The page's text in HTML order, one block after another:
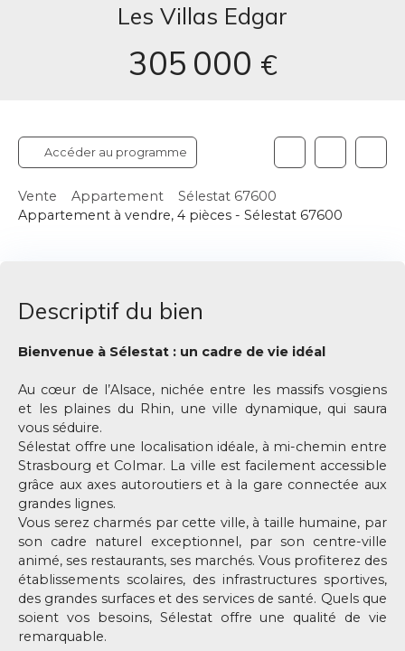
Les Villas Edgar
305 000 €
Accéder au programme
Vente Appartement
Sélestat 67600
Appartement à vendre, 4 pièces - Sélestat 67600
Descriptif du bien
Bienvenue à Sélestat : un cadre de vie idéal
Au cœur de l’Alsace, nichée entre les massifs vosgiens
et les plaines du Rhin, une ville dynamique, qui saura
vous séduire.
Sélestat offre une localisation idéale, à mi-chemin entre
Strasbourg et Colmar. La ville est facilement accessible
grâce aux axes autoroutiers et à la gare connectée aux
grandes lignes.
Vous serez charmés par cette ville, à taille humaine, par
son cadre naturel exceptionnel, par son centre-ville
animé, ses restaurants, ses marchés. Vous profiterez des
établissements scolaires, des infrastructures sportives,
des grandes surfaces et des services de santé. Quels que
soient vos besoins, Sélestat offre une qualité de vie
remarquable.